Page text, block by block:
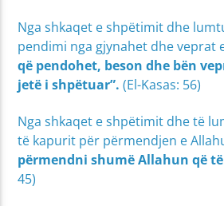
Nga shkaqet e shpëtimit dhe
pendimi nga gjynahet dhe veprat
që pendohet, beson dhe bën
jetë i shpëtuar”. (El-Kasas: 56)
Nga shkaqet e shpëtimit dhe të
të kapurit për përmendjen e
përmendni shumë Allahun që
45)